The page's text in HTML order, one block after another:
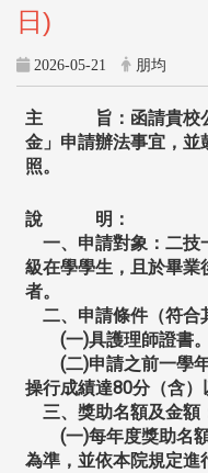
日)
2026-05-21 朋均
主 旨：函請貴校公
金」申請辦法事宜，並
照。
說 明：
一、申請對象：二技
級在學學生，且於畢業
者。
二、申請條件（符合
(一)具護理師證書。
(二)申請之前一學
操行成績達80分（含）
三、獎助名額及金額
(一)每年度獎助名
為準，並依本院規定進